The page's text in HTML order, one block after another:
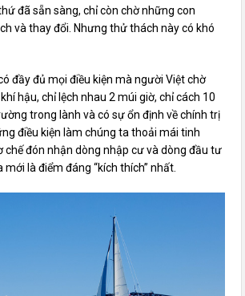
đã sẵn sàng, chỉ còn chờ những con
và thay đổi. Nhưng thử thách này có khó
đầy đủ mọi điều kiện mà người Việt chờ
hậu, chỉ lệch nhau 2 múi giờ, chỉ cách 10
trong lành và có sự ổn định về chính trị
điều kiện làm chúng ta thoải mái tinh
chế đón nhận dòng nhập cư và dòng đầu tư
là điểm đáng “kích thích” nhất.